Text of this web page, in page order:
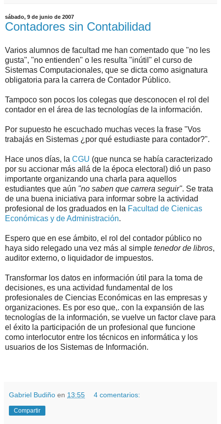
sábado, 9 de junio de 2007
Contadores sin Contabilidad
Varios alumnos de facultad me han comentado que "no les
gusta", "no entienden" o les resulta "inútil" el curso de
Sistemas Computacionales, que se dicta como asignatura
obligatoria para la carrera de Contador Público.
Tampoco son pocos los colegas que desconocen el rol del
contador en el área de las tecnologías de la información.
Por supuesto he escuchado muchas veces la frase "Vos
trabajás en Sistemas ¿por qué estudiaste para contador?".
Hace unos días, la CGU (que nunca se había caracterizado
por su accionar más allá de la época electoral) dió un paso
importante organizando una charla para aquellos
estudiantes que aún "no saben que carrera seguir". Se trata
de una buena iniciativa para informar sobre la actividad
profesional de los graduados en la Facultad de Cienicas
Económicas y de Administración.
Espero que en ese ámbito, el rol del contador público no
haya sido relegado una vez más al simple tenedor de libros,
auditor externo, o liquidador de impuestos.
Transformar los datos en información útil para la toma de
decisiones, es una actividad fundamental de los
profesionales de Ciencias Económicas en las empresas y
organizaciones. Es por eso que,. con la expansión de las
tecnologías de la información, se vuelve un factor clave para
el éxito la participación de un profesional que funcione
como interlocutor entre los técnicos en informática y los
usuarios de los Sistemas de Información.
Gabriel Budiño en 13:55 4 comentarios:
Compartir